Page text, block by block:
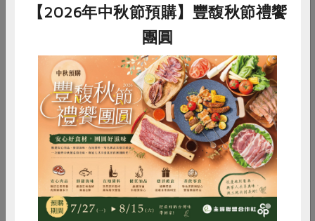
嚴佳代
海洋廢棄物的影響
同為海洋大學的嚴佳代副教授長期研究海洋廢棄物的議
題，表示海洋之大，除了面積佔比大，更重要的是影響力
大，包含海洋是世界上最大的蛋白質來源，超過30 億人
口需要依靠海洋作為主要蛋白質來源、海洋漁業雇用超過
兩億人，提供許多就業機會與維生資源。但世界上高達四
成海洋受人類活動影響，導致漁業枯竭和沿海生境正在喪
惜食 RPET 食譜 減硝酸鹽
雞蛋 食安 共同購買
【2026年中秋節預購】豐馥秋節禮饗
團圓